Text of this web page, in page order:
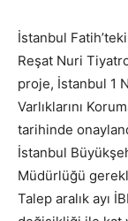
İstanbul
Reşat Nuri
proje, İstanbul 1
Varlıklarını
tarihinde
İstanbul
Müdürlüğü
Talep aralık ayı